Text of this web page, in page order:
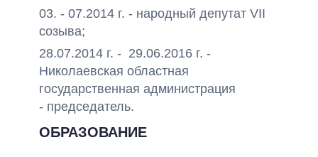
03. - 07.2014 г. - народный депутат VІІ
созыва;
28.07.2014 г. - 29.06.2016 г. -
Николаевская областная
государственная администрация
- председатель.
ОБРАЗОВАНИЕ